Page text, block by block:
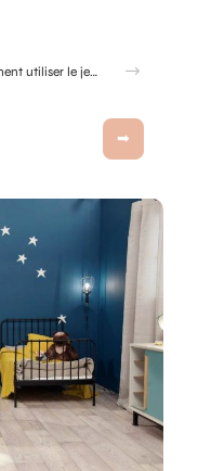
Annonce, jeu concours, fidélité… comment utiliser le jeu à gratter personnalisé ?